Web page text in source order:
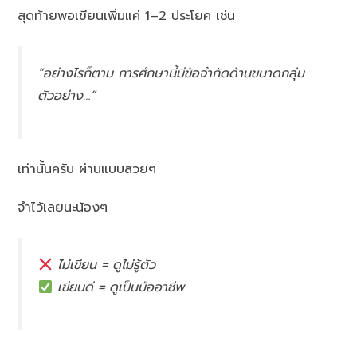
สุดท้ายพอเขียนเพิ่มแค่ 1–2 ประโยค เช่น
“อย่างไรก็ตาม การศึกษานี้มีข้อจำกัดด้านขนาดกลุ่ม
ตัวอย่าง…”
เท่านั้นครับ ผ่านแบบสวยๆ
จำไว้เลยนะน้องๆ
ไม่เขียน = ดูไม่รู้ตัว
เขียนดี = ดูเป็นมืออาชีพ